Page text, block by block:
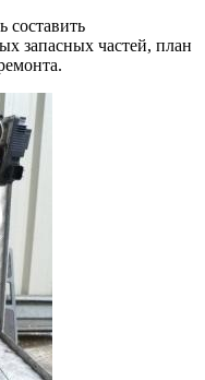
составить
запасных частей, план